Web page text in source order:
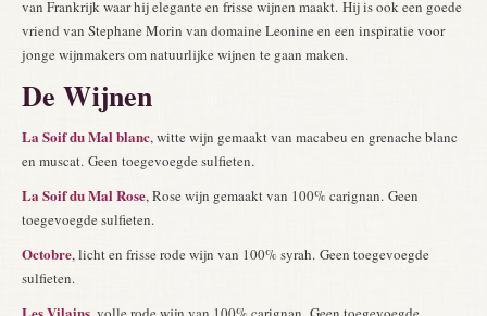
van Frankrijk waar hij elegante en frisse wijnen maakt. Hij is ook een goede
vriend van Stephane Morin van domaine Leonine en een inspiratie voor
jonge wijnmakers om natuurlijke wijnen te gaan maken.
De Wijnen
La Soif du Mal blanc, witte wijn gemaakt van macabeu en grenache blanc
en muscat. Geen toegevoegde sulfieten.
La Soif du Mal Rose, Rose wijn gemaakt van 100% carignan. Geen
toegevoegde sulfieten.
Octobre, licht en frisse rode wijn van 100% syrah. Geen toegevoegde
sulfieten.